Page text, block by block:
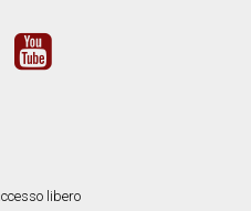
libero